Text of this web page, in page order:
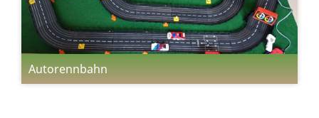
Autorennbahn